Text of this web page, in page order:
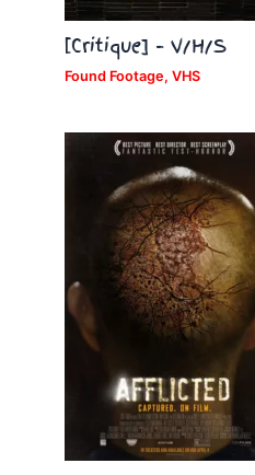
[Critique] – V/H/S
Found Footage, VHS